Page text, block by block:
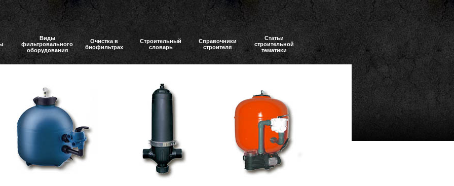
Виды
фильтровального
оборудования
Очистка в
биофильтрах
Строительный
словарь
Справочники
строителя
Статьи
строительной
тематики